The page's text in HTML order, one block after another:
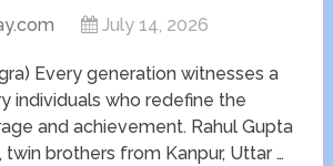
July 14, 2026
Every generation witnesses a
individuals who redefine the
and achievement. Rahul Gupta
twin brothers from Kanpur, Uttar …